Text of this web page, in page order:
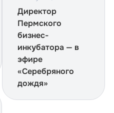
Директор
Пермского
бизнес-
инкубатора — в
эфире
«Серебряного
дождя»